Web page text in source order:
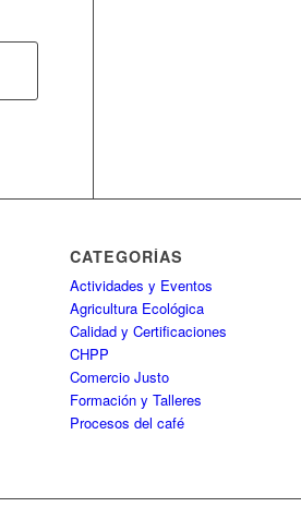
CATEGORÍAS
Actividades y Eventos
Agricultura Ecológica
Calidad y Certificaciones
CHPP
Comercio Justo
Formación y Talleres
Procesos del café